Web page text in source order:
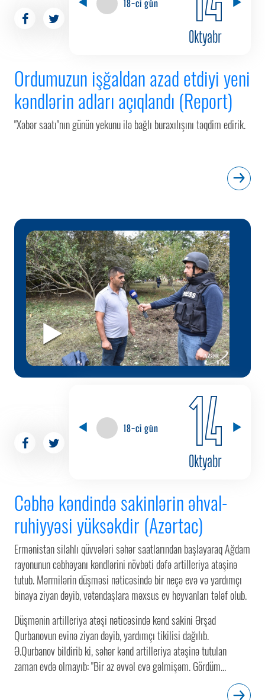
18-ci gün
Oktyabr
Ordumuzun işğaldan azad etdiyi yeni
kəndlərin adları açıqlandı (Report)
​"​​​​​Xəbər saatı"nın günün yekunu ilə bağlı buraxılışını təqdim edirik.
18-ci gün 14
Oktyabr
Cəbhə kəndində sakinlərin əhval-
ruhiyyəsi yüksəkdir (Azərtac)
Ermənistan silahlı qüvvələri səhər saatlarından başlayaraq Ağdam
rayonunun cəbhəyanı kəndlərini növbəti dəfə artilleriya atəşinə
tutub. Mərmilərin düşməsi nəticəsində bir neçə evə və yardımçı
binaya ziyan dəyib, vətəndaşlara məxsus ev heyvanları tələf olub.
Düşmənin artilleriya atəşi nəticəsində kənd sakini Ərşad
Qurbanovun evinə ziyan dəyib, yardımçı tikilisi dağılıb.
Ə.Qurbanov bildirib ki, səhər kənd artilleriya atəşinə tutulan
zaman evdə olmayıb: "Bir az əvvəl evə gəlmişəm. Gördüm...